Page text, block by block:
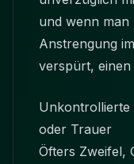
und wenn man
Anstrengung
verspürt,
Unkontrollierte
oder Trauer
Öfters Zweifel,